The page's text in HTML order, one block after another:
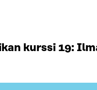
kurssi 19: